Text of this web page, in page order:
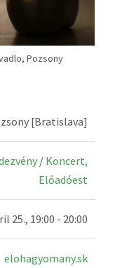
Pozsony
[Bratislava]
/ Koncert,
Előadóest
25., 19:00 - 20:00
elohagyomany.sk